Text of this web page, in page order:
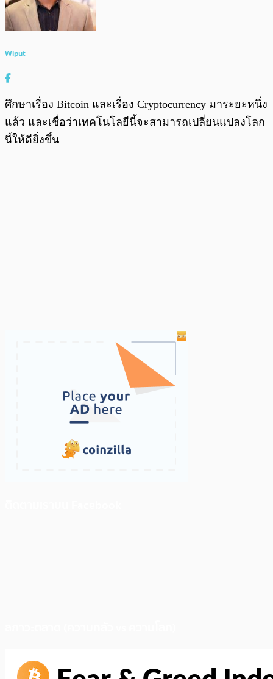
Wiput
ศึกษาเรื่อง Bitcoin และเรื่อง Cryptocurrency มาระยะหนึ่ง
แล้ว และเชื่อว่าเทคโนโลยีนี้จะสามารถเปลี่ยนแปลงโลก
นี้ให้ดียิ่งขึ้น